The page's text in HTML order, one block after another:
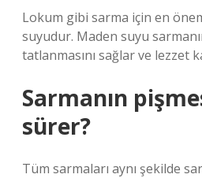
Lokum gibi sarma için en
suyudur. Maden suyu
tatlanmasını sağlar ve lezzet
Sarmanın
sürer?
Tüm sarmaları aynı şekilde